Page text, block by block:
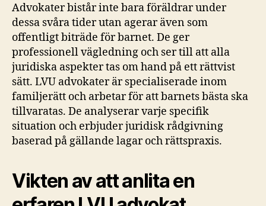
Advokater bistår inte bara föräldrar under
dessa svåra tider utan agerar även som
offentligt biträde för barnet. De ger
professionell vägledning och ser till att alla
juridiska aspekter tas om hand på ett rättvist
sätt. LVU advokater är specialiserade inom
familjerätt och arbetar för att barnets bästa ska
tillvaratas. De analyserar varje specifik
situation och erbjuder juridisk rådgivning
baserad på gällande lagar och rättspraxis.
Vikten av att anlita en